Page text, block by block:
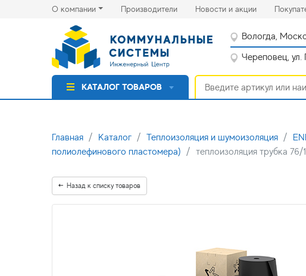
О компании Производители(current)Новости и акции(current)
Вологда,
Череповец, ул.
КАТАЛОГ ТОВАРОВ
Главная Каталог Теплоизоляция и шумоизоляция
полиолефинового пластомера)
теплоизоляция трубка
Назад к списку товаров